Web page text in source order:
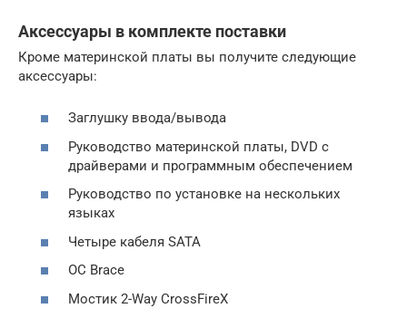
Аксессуары в комплекте поставки
Кроме материнской платы вы получите следующие
аксессуары:
Заглушку ввода/вывода
Руководство материнской платы, DVD с
драйверами и программным обеспечением
Руководство по установке на нескольких
языках
Четыре кабеля SATA
OC Brace
Мостик 2-Way CrossFireX